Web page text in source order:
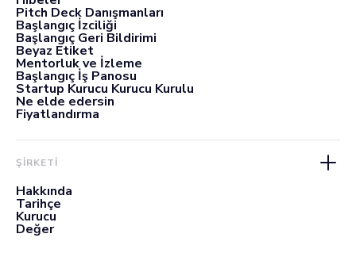
Pitch Deck Danışmanları
Başlangıç İzciliği
Başlangıç Geri Bildirimi
Beyaz Etiket
Mentorluk ve İzleme
Başlangıç İş Panosu
Startup Kurucu Kurucu Kurulu
Ne elde edersin
Fiyatlandırma
ŞİRKETİ
Hakkında
Tarihçe
Kurucu
Değer